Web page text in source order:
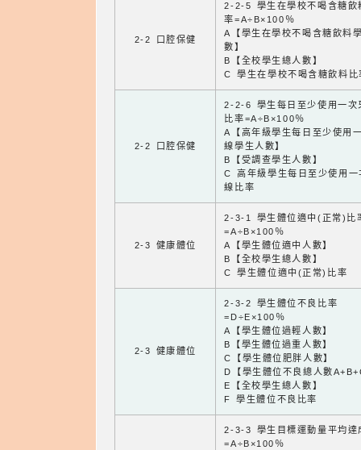
2-2 口腔保健
2-2-5 學生在學校不喝含糖飲
率=A÷B×100％
A【學生在學校不喝含糖飲料
數】
B【全校學生總人數】
C 學生在學校不喝含糖飲料比
2-2 口腔保健
2-2-6 學生每日至少使用一次
比率=A÷B×100％
A【高年級學生每日至少使用
線學生人數】
B【受調查學生人數】
C 高年級學生每日至少使用一
線比率
2-3 健康體位
2-3-1 學生體位適中(正常)比
=A÷B×100％
A【學生體位適中人數】
B【全校學生總人數】
C 學生體位適中(正常)比率
2-3 健康體位
2-3-2 學生體位不良比率
=D÷E×100％
A【學生體位過輕人數】
B【學生體位過重人數】
C【學生體位肥胖人數】
D【學生體位不良總人數
E【全校學生總人數】
F 學生體位不良比率
2-3-3 學生目標運動量平均達
=A÷B×100％